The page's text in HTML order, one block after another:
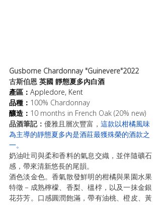
Gusborne Chardonnay "Guinevere"2022
古斯伯恩 英國 靜態夏多內白酒
產區： Appledore, Kent
品種： 100% Chardonnay
釀造： 10 months in French Oak (20% new)
品酒筆記： 優雅且層次豐富， 這款以柑橘風味
為主導的靜態夏多內是酒莊最獲殊榮的酒款之
一。
奶油吐司與柔和香料的氣息交織，並伴隨礦石
感，帶來清新悠長的尾韻。
酒色淡金色。香氣散發鮮明的柑橘與果園水果
特徵－成熟檸檬、香梨、榲桲，以及一抹金銀
花芬芳。口感圓潤飽滿，帶有油桃、橙皮、黃